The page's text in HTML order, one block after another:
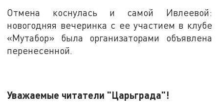
Отмена коснулась и самой Ивлеевой:
новогодняя вечеринка с ее участием в клубе
«Мутабор» была организаторами объявлена
перенесенной.
Уважаемые читатели "Царьграда"!